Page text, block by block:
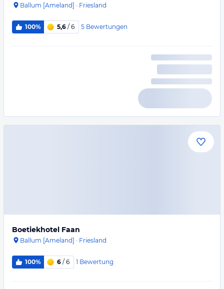
Ballum [Ameland] · Friesland
100% 5,6 / 6 5 Bewertungen
Boetiekhotel Faan
Ballum [Ameland] · Friesland
100% 6 / 6 1 Bewertung